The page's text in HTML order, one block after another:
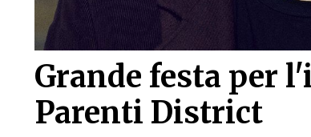
Grande festa per
Parenti District